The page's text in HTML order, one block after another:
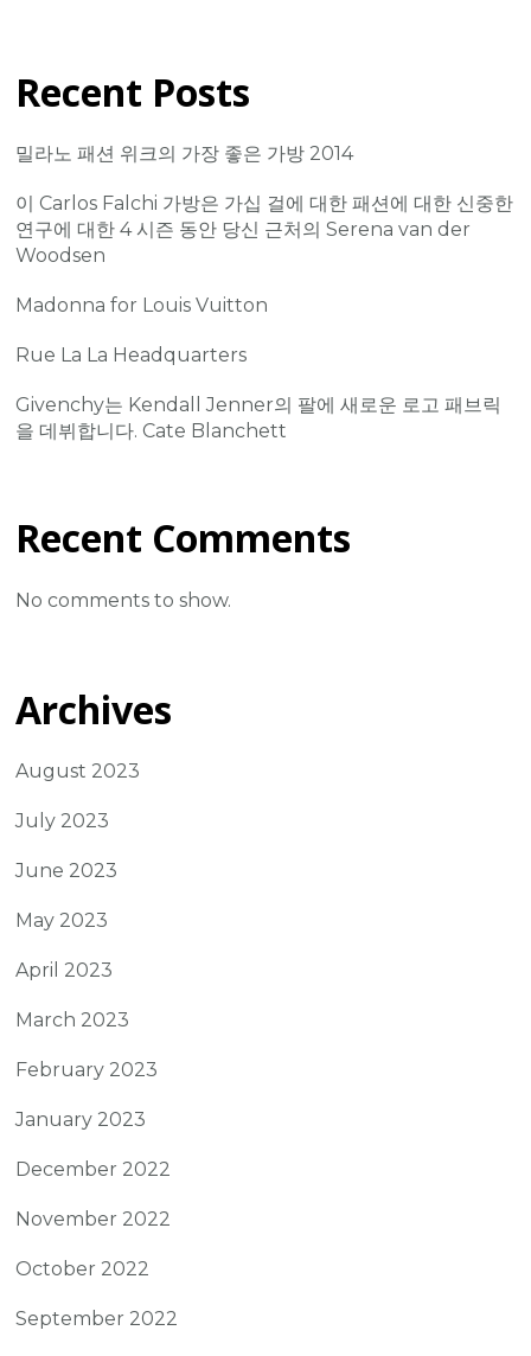
Recent Posts
밀라노 패션 위크의 가장 좋은 가방 2014
이 Carlos Falchi 가방은 가십 걸에 대한 패션에 대한 신중한
연구에 대한 4 시즌 동안 당신 근처의 Serena van der
Woodsen
Madonna for Louis Vuitton
Rue La La Headquarters
Givenchy는 Kendall Jenner의 팔에 새로운 로고 패브릭
을 데뷔합니다. Cate Blanchett
Recent Comments
No comments to show.
Archives
August 2023
July 2023
June 2023
May 2023
April 2023
March 2023
February 2023
January 2023
December 2022
November 2022
October 2022
September 2022